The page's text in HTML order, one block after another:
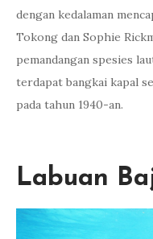
dengan kedalaman
Tokong dan Sophie
pemandangan spesies
terdapat bangkai kapal
pada tahun 1940-an.
Labuan